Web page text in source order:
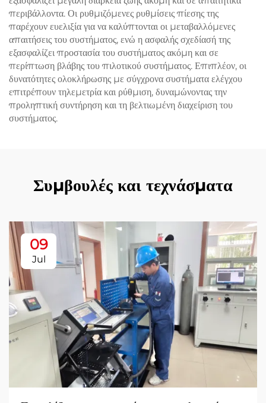
περιβάλλοντα. Οι ρυθμιζόμενες ρυθμίσεις πίεσης της
παρέχουν ευελιξία για να καλύπτονται οι μεταβαλλόμενες
απαιτήσεις του συστήματος, ενώ η ασφαλής σχεδίασή της
εξασφαλίζει προστασία του συστήματος ακόμη και σε
περίπτωση βλάβης του πιλοτικού συστήματος. Επιπλέον, οι
δυνατότητες ολοκλήρωσης με σύγχρονα συστήματα ελέγχου
επιτρέπουν τηλεμετρία και ρύθμιση, δυναμώνοντας την
προληπτική συντήρηση και τη βελτιωμένη διαχείριση του
συστήματος.
Συμβουλές και τεχνάσματα
09
Jul